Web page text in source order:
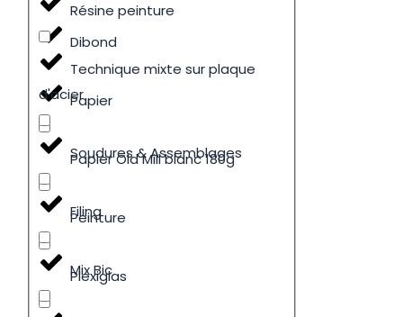
Dibond
Papier
Papier Old Mill blanc 180g
Peinture
Plexiglas
Résine peinture
Technique mixte sur plaque
d'acier
Soudures & Assemblages
Filing
Mix Bic